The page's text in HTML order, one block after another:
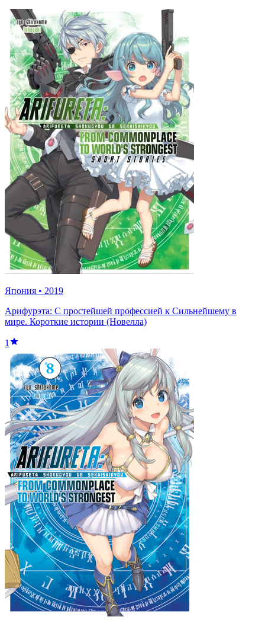
Япония • 2019
Арифурэта: С простейшей профессией к Сильнейшему в
мире. Короткие истории (Новелла)
1